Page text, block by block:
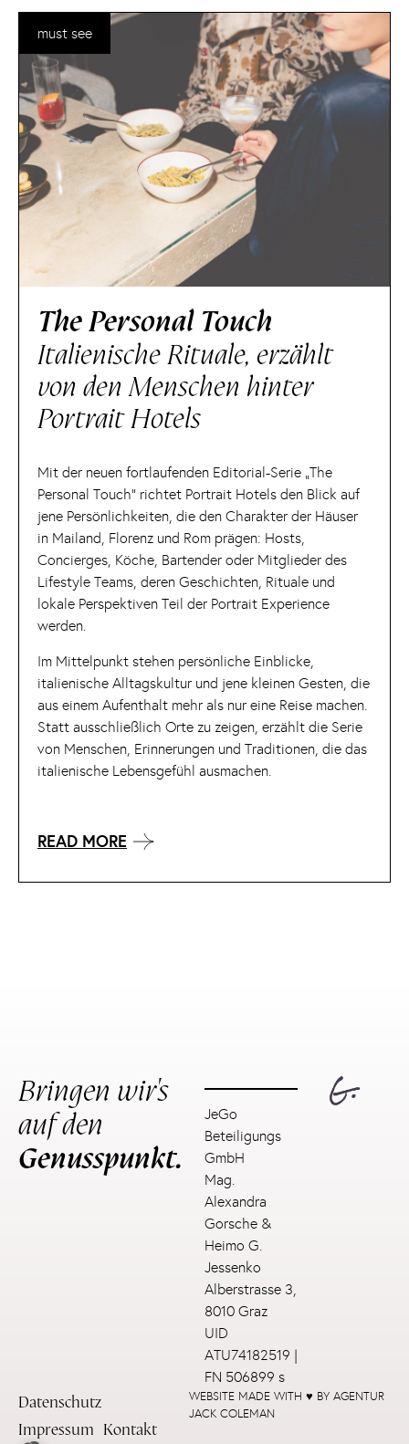
The Personal Touch
Italienische Rituale, erzählt
von den Menschen hinter
Portrait Hotels
Mit der neuen fortlaufenden Editorial-Serie „The
Personal Touch“ richtet Portrait Hotels den Blick auf
jene Persönlichkeiten, die den Charakter der Häuser
in Mailand, Florenz und Rom prägen: Hosts,
Concierges, Köche, Bartender oder Mitglieder des
Lifestyle Teams, deren Geschichten, Rituale und
lokale Perspektiven Teil der Portrait Experience
werden.
Im Mittelpunkt stehen persönliche Einblicke,
italienische Alltagskultur und jene kleinen Gesten, die
aus einem Aufenthalt mehr als nur eine Reise machen.
Statt ausschließlich Orte zu zeigen, erzählt die Serie
von Menschen, Erinnerungen und Traditionen, die das
italienische Lebensgefühl ausmachen.
READ MORE
must see
Bringen wir's
auf den
Genusspunkt.
JeGo
Beteiligungs
GmbH
Mag.
Alexandra
Gorsche &
Heimo G.
Jessenko
Alberstrasse 3,
8010 Graz
UID
ATU74182519 |
FN 506899 s
Datenschutz
Impressum Kontakt
WEBSITE MADE WITH ♥ BY AGENTUR
JACK COLEMAN